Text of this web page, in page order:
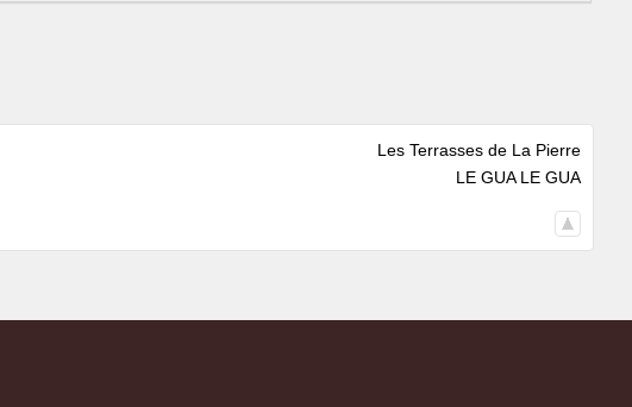
Les Terrasses de La Pierre
LE GUA LE GUA